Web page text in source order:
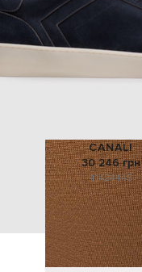
CANALI
30 246 грн
41424445